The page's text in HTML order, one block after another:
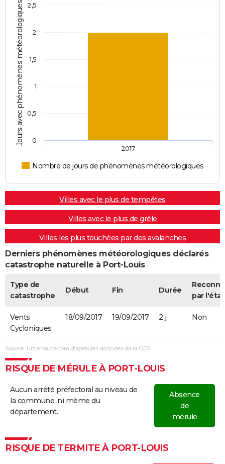
Jours avec phénomènes météorologiques
Nombre de jours de phénomènes météorologiques
2017
0
0,5
1
1,5
2
2,5
Villes avec le plus de tempêtes
Villes avec le plus de grêle
Villes les plus touchées par des avalanches
Derniers phénomènes météorologiques déclarés
catastrophe naturelle à Port-Louis
Type de
catastrophe
Début Fin Durée
par l'état
Vents
Cycloniques
18/09/2017 19/09/2017 2 j Non
Source : Linternaute.com d'après les données de la CCR
RISQUE DE MÉRULE À PORT-LOUIS
Aucun arrêté préfectoral au niveau de
la commune, ni même du
département.
Absence
de
mérule
RISQUE DE TERMITE À PORT-LOUIS